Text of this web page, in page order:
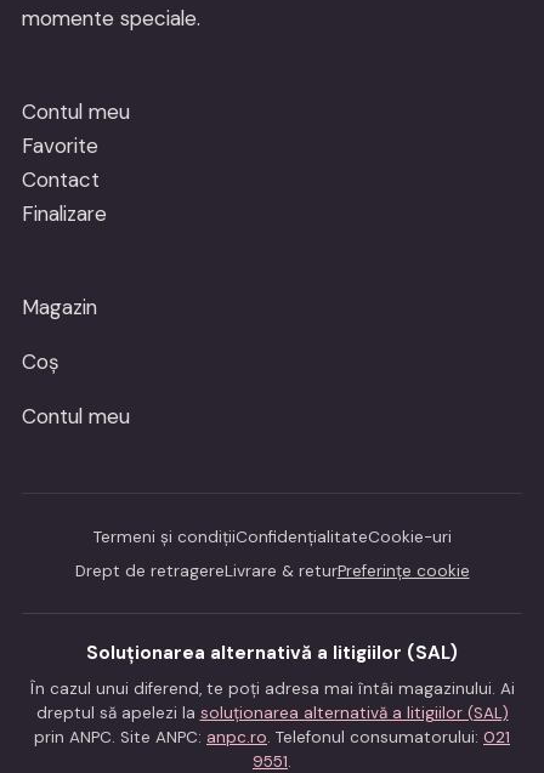
momente speciale.
Contul meu
Favorite
Contact
Finalizare
Magazin
Coș
Contul meu
Termeni și condițiiConfidențialitateCookie-uri
Drept de retragereLivrare & returPreferințe cookie
Soluționarea alternativă a litigiilor (SAL)
În cazul unui diferend, te poți adresa mai întâi magazinului. Ai
dreptul să apelezi la soluționarea alternativă a litigiilor (SAL)
prin ANPC. Site ANPC: anpc.ro. Telefonul consumatorului: 021
9551.